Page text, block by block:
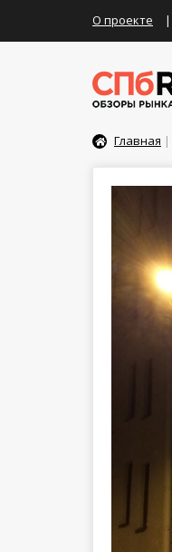
О проекте |
Главная |